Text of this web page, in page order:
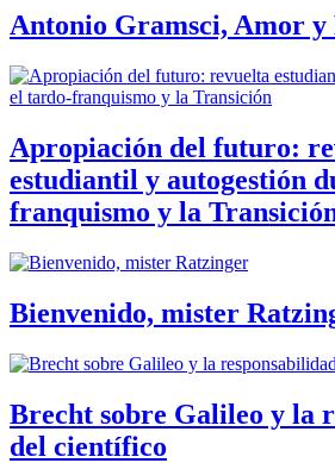
Antonio Gramsci, Amor y
Apropiación del futuro:
estudiantil y autogestión
franquismo y la
Bienvenido, mister
Brecht sobre Galileo y la
del científico